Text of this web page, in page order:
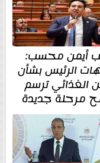
أيمن محسب:
الرئيس بشأن
الغذائي ترسم
مرحلة جديدة